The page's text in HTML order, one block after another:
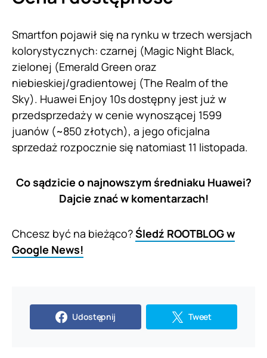
Smartfon pojawił się na rynku w trzech wersjach
kolorystycznych: czarnej (Magic Night Black,
zielonej (Emerald Green oraz
niebieskiej/gradientowej (The Realm of the
Sky). Huawei Enjoy 10s dostępny jest już w
przedsprzedaży w cenie wynoszącej 1599
juanów (~850 złotych), a jego oficjalna
sprzedaż rozpocznie się natomiast 11 listopada.
Co sądzicie o najnowszym średniaku Huawei?
Dajcie znać w komentarzach!
Chcesz być na bieżąco?Śledź ROOTBLOG w
Google News!
Udostępnij Tweet